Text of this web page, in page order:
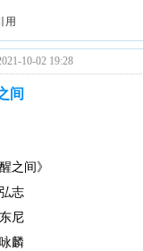
用
10-02 19:28
间
之间》
志
尼
麟